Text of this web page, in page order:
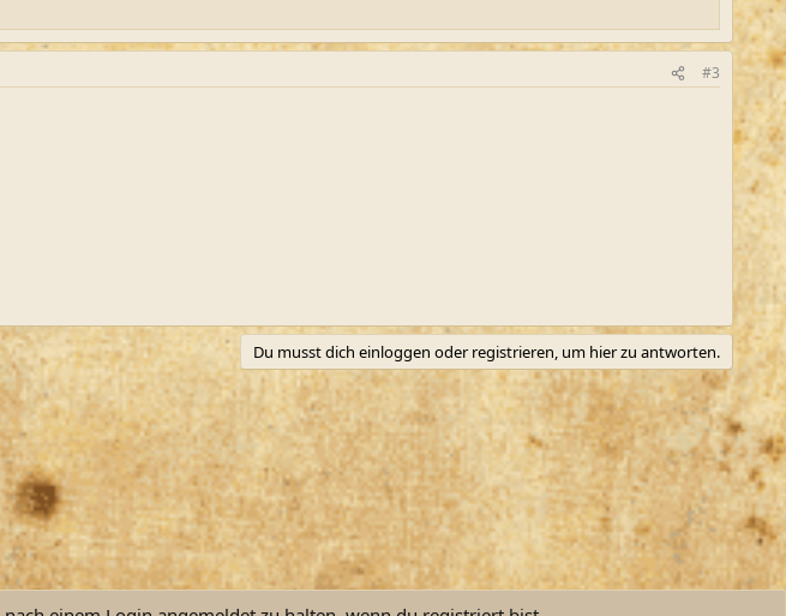
#3
Du musst dich einloggen oder registrieren, um hier zu antworten.